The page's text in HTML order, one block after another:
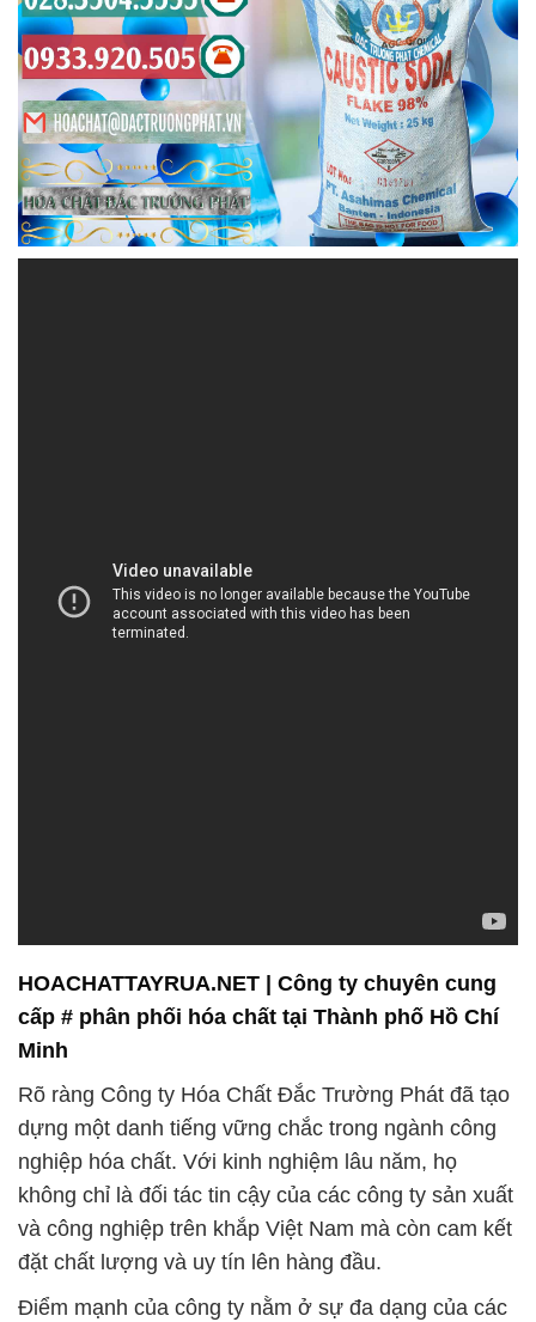
Rõ ràng Công ty Hóa Chất Đắc Trường Phát đã tạo
dựng một danh tiếng vững chắc trong ngành công
nghiệp hóa chất. Với kinh nghiệm lâu năm, họ
không chỉ là đối tác tin cậy của các công ty sản xuất
và công nghiệp trên khắp Việt Nam mà còn cam kết
đặt chất lượng và uy tín lên hàng đầu.
Điểm mạnh của công ty nằm ở sự đa dạng của các
sản phẩm hóa chất công nghiệp mà họ cung cấp.
Từ axit, kiềm, dung môi đến nhiều loại sản phẩm
khác, Đắc Trường Phát không chỉ hỗ trợ quy trình
sản xuất hàng loạt mà còn linh hoạt đáp ứng các